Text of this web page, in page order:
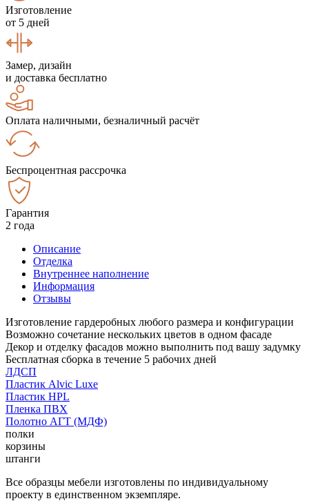
Изготовление
от 5 дней
Замер, дизайн
и доставка бесплатно
Оплата наличными, безналичный расчёт
Беспроцентная рассрочка
Гарантия
2 года
Описание
Отделка
Внутреннее наполнение
Информация
Отзывы
Изготовление гардеробных любого размера и конфигурации
Возможно сочетание нескольких цветов в одном фасаде
Декор и отделку фасадов можно выполнить под вашу задумку
Бесплатная сборка в течение 5 рабочих дней
ЛДСП
Пластик Alvic Luxe
Пластик HPL
Пленка ПВХ
Полотно АГТ (МДФ)
полки
корзины
штанги
Все образцы мебели изготовлены по индивидуальному
проекту в единственном экземпляре.